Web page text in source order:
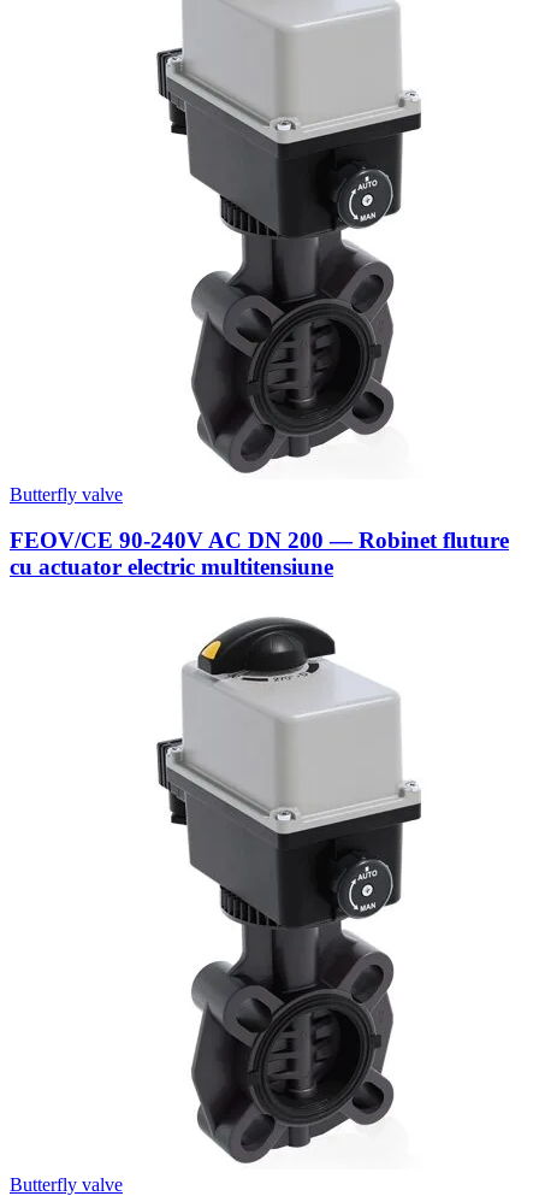
Butterfly valve
FEOV/CE 90-240V AC DN 200 — Robinet fluture
cu actuator electric multitensiune
Butterfly valve